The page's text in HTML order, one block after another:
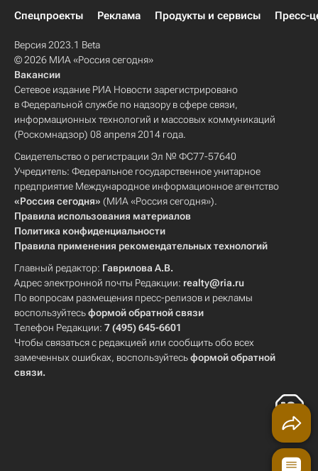
Спецпроекты
Реклама Продукты и сервисы Пресс-
Версия 2023.1 Beta
© 2026 МИА «Россия сегодня»
Вакансии
Сетевое издание РИА Новости зарегистрировано
в Федеральной службе по надзору в сфере связи,
информационных технологий и массовых коммуникаций
(Роскомнадзор) 08 апреля 2014 года.
Свидетельство о регистрации Эл № ФС77-57640
Учредитель: Федеральное государственное унитарное
предприятие Международное информационное агентство
«Россия сегодня» (МИА «Россия сегодня»).
Правила использования материалов
Политика конфиденциальности
Правила применения рекомендательных технологий
Главный редактор: Гаврилова А.В.
Адрес электронной почты Редакции: realty@ria.ru
По вопросам размещения пресс-релизов и рекламы
воспользуйтесьформой обратной связи
Телефон Редакции: 7 (495) 645-6601
Чтобы связаться с редакцией или сообщить обо всех
замеченных ошибках, воспользуйтесьформой обратной
связи.